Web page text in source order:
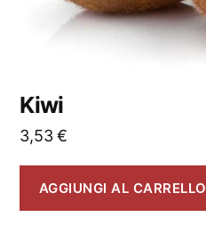
Kiwi
3,53€
AGGIUNGI AL CARRELLO